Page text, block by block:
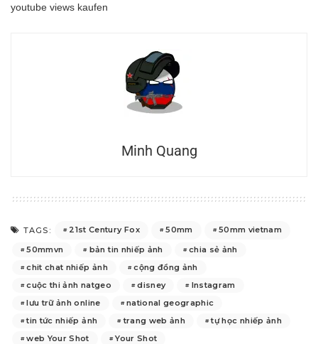
youtube views kaufen
Minh Quang
TAGS: 21st Century Fox 50mm
50mm vietnam
50mmvn
bản tin nhiếp ảnh
chia sẻ ảnh
chit chat nhiếp ảnh
cộng đồng ảnh
cuộc thi ảnh natgeo
disney
Instagram
lưu trữ ảnh online
national geographic
tin tức nhiếp ảnh
trang web ảnh
tự học nhiếp ảnh
web Your Shot
Your Shot